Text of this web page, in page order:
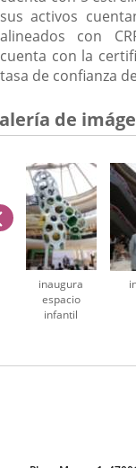
sus activos
alineados con
cuenta con la
tasa de confianza
de
inaugura
espacio
infantil
anterior